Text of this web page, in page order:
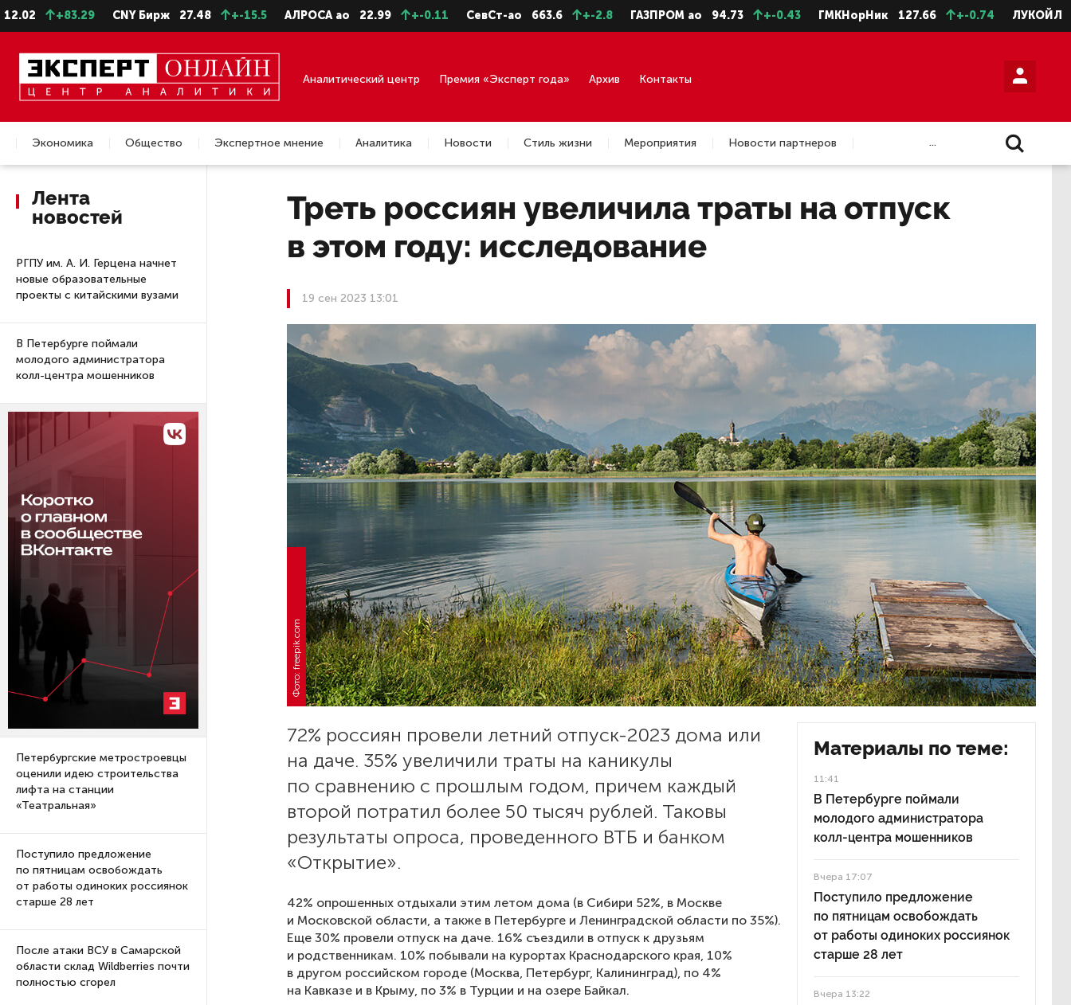
+83.29 CNY Бирж 27.48 +-15.5 АЛРОСА ао 22.99 +-0.11 СевСт-ао 663.6 +-2.8 ГАЗПРОМ ао 94.73 +-0.43 ГМКНорНик 127.66 +-0.74 ЛУКОЙЛ 4588.5
Аналитический центр Премия «Эксперт года» Архив Контакты
Экономика Общество Экспертное мнение Аналитика Новости Стиль жизни Мероприятия
Новости партнеров
Недвижимость
...
Лента
новостей
РГПУ им. А. И. Герцена начнет
новые образовательные
проекты с китайскими вузами
В Петербурге поймали
молодого администратора
колл-центра мошенников
Петербургские метростроевцы
оценили идею строительства
лифта на станции
«Театральная»
Поступило предложение
по пятницам освобождать
от работы одиноких россиянок
старше 28 лет
После атаки ВСУ в Самарской
области склад Wildberries почти
полностью сгорел
Треть россиян увеличила траты на отпуск
в этом году: исследование
19 сен 2023 13:01
Фото: freepik.com
72% россиян провели летний отпуск-2023 дома или
на даче. 35% увеличили траты на каникулы
по сравнению с прошлым годом, причем каждый
второй потратил более 50 тысяч рублей. Таковы
результаты опроса, проведенного ВТБ и банком
«Открытие».
42% опрошенных отдыхали этим летом дома (в Сибири 52%, в Москве
и Московской области, а также в Петербурге и Ленинградской области по 35%).
Еще 30% провели отпуск на даче. 16% съездили в отпуск к друзьям
и родственникам. 10% побывали на курортах Краснодарского края, 10%
в другом российском городе (Москва, Петербург, Калининград), по 4%
на Кавказе и в Крыму, по 3% в Турции и на озере Байкал.
Материалы по теме:
11:41
В Петербурге поймали
молодого администратора
колл-центра мошенников
Вчера 17:07
Поступило предложение
по пятницам освобождать
от работы одиноких россиянок
старше 28 лет
Вчера 13:22